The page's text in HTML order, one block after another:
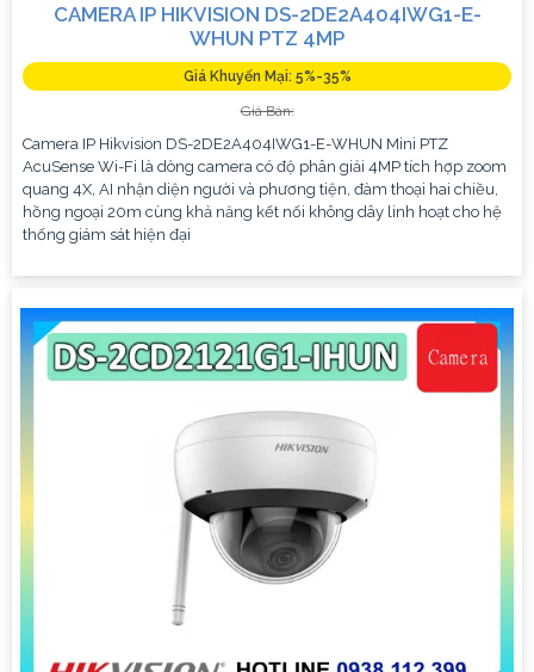
CAMERA IP HIKVISION DS-2DE2A404IWG1-E-
WHUN PTZ 4MP
Giá Khuyến Mại: 5%-35%
Giá Bán:
Camera IP Hikvision DS-2DE2A404IWG1-E-WHUN Mini PTZ
AcuSense Wi-Fi là dòng camera có độ phân giải 4MP tích hợp zoom
quang 4X, AI nhận diện người và phương tiện, đàm thoại hai chiều,
hồng ngoại 20m cùng khả năng kết nối không dây linh hoạt cho hệ
thống giám sát hiện đại